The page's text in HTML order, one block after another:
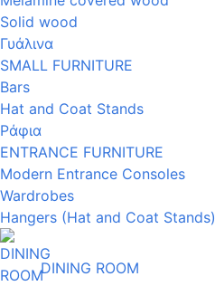
Solid wood
Γυάλινα
SMALL FURNITURE
Bars
Hat and Coat Stands
Ράφια
ENTRANCE FURNITURE
Modern Entrance Consoles
Wardrobes
Hangers (Hat and Coat Stands)
DINING ROOM